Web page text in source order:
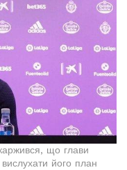
що глави
його план